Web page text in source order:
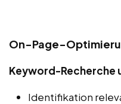
On-Page-
Keyword-Recherche
Identifikation